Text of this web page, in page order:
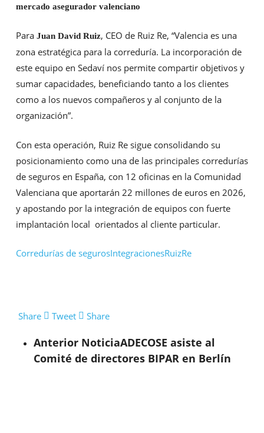
mercado asegurador valenciano
Para Juan David Ruiz, CEO de Ruiz Re, “Valencia es una
zona estratégica para la correduría. La incorporación de
este equipo en Sedaví nos permite compartir objetivos y
sumar capacidades, beneficiando tanto a los clientes
como a los nuevos compañeros y al conjunto de la
organización”.
Con esta operación, Ruiz Re sigue consolidando su
posicionamiento como una de las principales corredurías
de seguros en España, con 12 oficinas en la Comunidad
Valenciana que aportarán 22 millones de euros en 2026,
y apostando por la integración de equipos con fuerte
implantación local orientados al cliente particular.
Corredurías de segurosIntegracionesRuizRe
Share Tweet Share
Anterior NoticiaADECOSE asiste al
Comité de directores BIPAR en Berlín